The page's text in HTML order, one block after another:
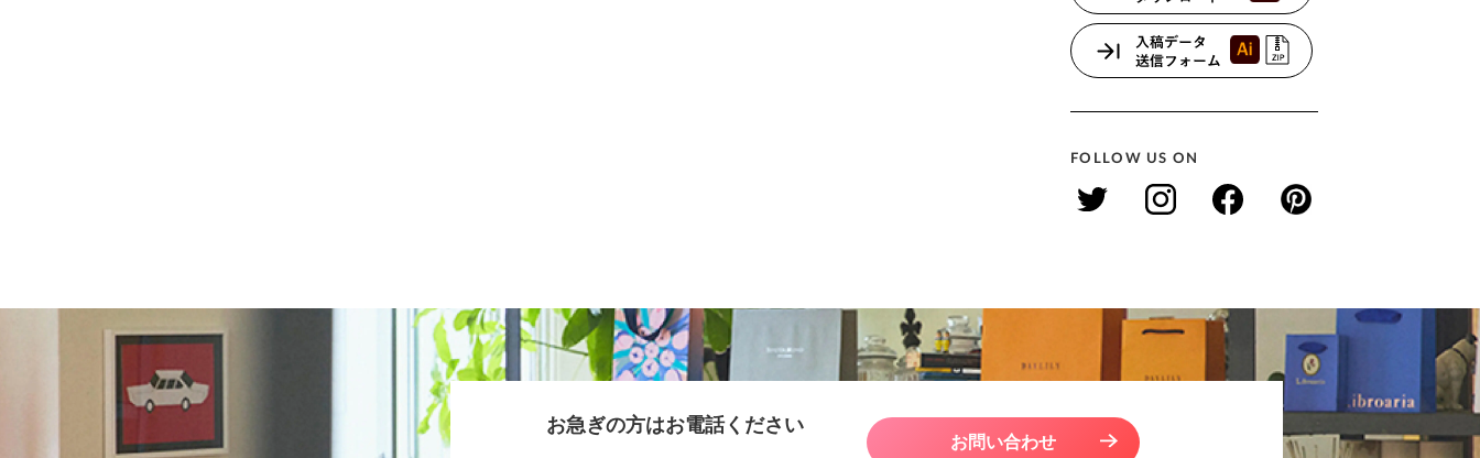
FOLLOW US ON
お急ぎの方はお電話ください
お問い合わせ